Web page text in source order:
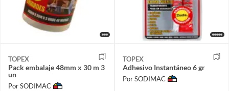
TOPEX
Pack embalaje 48mm x 30 m 3
un
Por SODIMAC
TOPEX
Adhesivo Instantáneo 6 gr
Por SODIMAC